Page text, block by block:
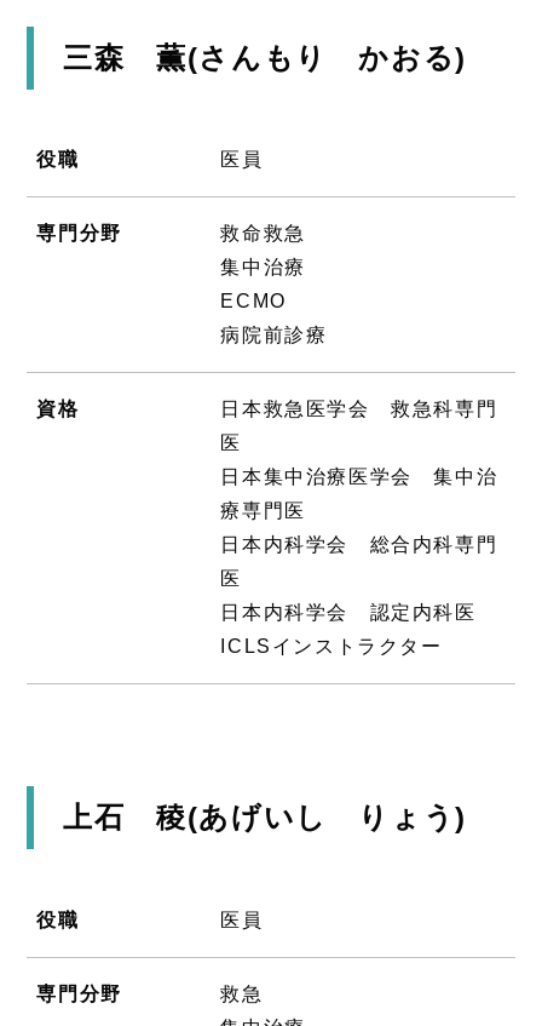
三森 薫(さんもり かおる)
役職 医員
専門分野
救命救急
集中治療
ECMO
病院前診療
資格
日本救急医学会 救急科専門
医
日本集中治療医学会 集中治
療専門医
日本内科学会 総合内科専門
医
日本内科学会 認定内科医
ICLSインストラクター
上石 稜(あげいし りょう)
役職 医員
専門分野
救急